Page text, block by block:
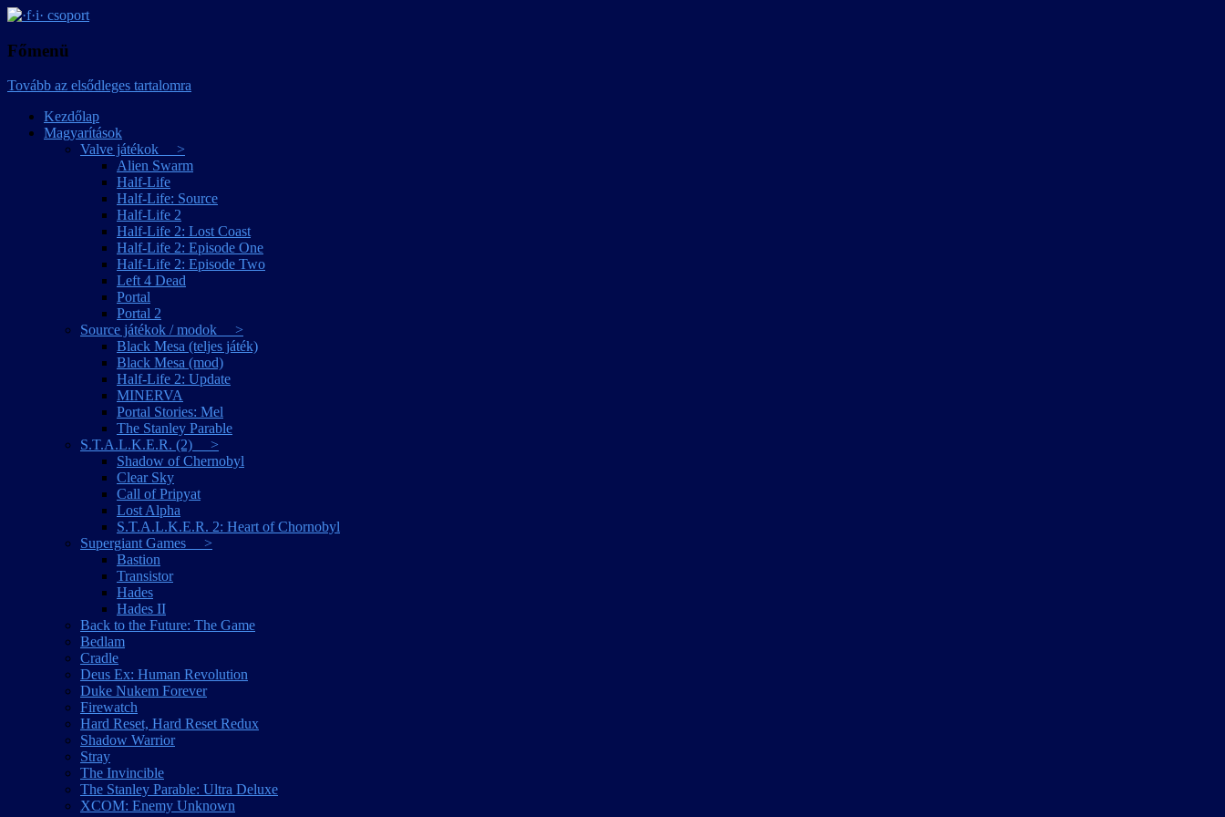
·f·i· csoport
Főmenü
Tovább az elsődleges tartalomra
Kezdőlap
Magyarítások
Valve játékok >
Alien Swarm
Half-Life
Half-Life: Source
Half-Life 2
Half-Life 2: Lost Coast
Half-Life 2: Episode One
Half-Life 2: Episode Two
Left 4 Dead
Portal
Portal 2
Source játékok / modok >
Black Mesa (teljes játék)
Black Mesa (mod)
Half-Life 2: Update
MINERVA
Portal Stories: Mel
The Stanley Parable
S.T.A.L.K.E.R. (2) >
Shadow of Chernobyl
Clear Sky
Call of Pripyat
Lost Alpha
S.T.A.L.K.E.R. 2: Heart of Chornobyl
Supergiant Games >
Bastion
Transistor
Hades
Hades II
Back to the Future: The Game
Bedlam
Cradle
Deus Ex: Human Revolution
Duke Nukem Forever
Firewatch
Hard Reset, Hard Reset Redux
Shadow Warrior
Stray
The Invincible
The Stanley Parable: Ultra Deluxe
XCOM: Enemy Unknown